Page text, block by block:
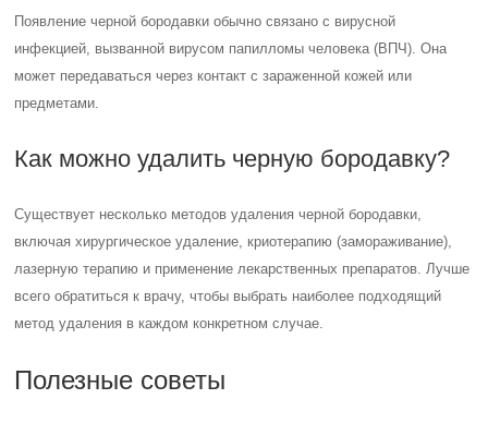
Появление черной бородавки обычно связано с вирусной
инфекцией, вызванной вирусом папилломы человека (ВПЧ). Она
может передаваться через контакт с зараженной кожей или
предметами.
Как можно удалить черную бородавку?
Существует несколько методов удаления черной бородавки,
включая хирургическое удаление, криотерапию (замораживание),
лазерную терапию и применение лекарственных препаратов. Лучше
всего обратиться к врачу, чтобы выбрать наиболее подходящий
метод удаления в каждом конкретном случае.
Полезные советы